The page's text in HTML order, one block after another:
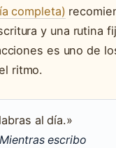
completa)
y una rutina
es uno de
ritmo.
al día.»
Mientras escribo